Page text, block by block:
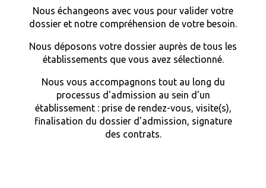
Nous échangeons avec vous pour valider votre
dossier et notre compréhension de votre besoin.
Nous déposons votre dossier auprès de tous les
établissements que vous avez sélectionné.
Nous vous accompagnons tout au long du
processus d'admission au sein d'un
établissement : prise de rendez-vous, visite(s),
finalisation du dossier d'admission, signature
des contrats.